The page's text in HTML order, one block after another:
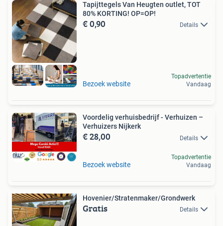
Tapijttegels Van Heugten outlet, TOT
80% KORTING! OP=OP!
€ 0,90 Details
Bezoek website
Topadvertentie
Vandaag
Voordelig verhuisbedrijf - Verhuizen –
Verhuizers Nijkerk
€ 28,00 Details
Bezoek website
Topadvertentie
Vandaag
Hovenier/Stratenmaker/Grondwerk
Gratis Details